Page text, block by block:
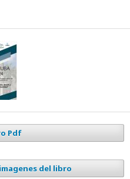
Pdf
del libro